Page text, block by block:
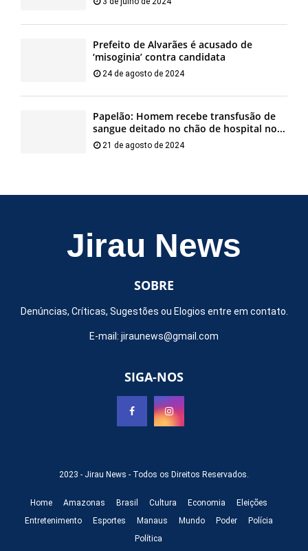
Prefeito de Alvarães é acusado de
‘misoginia’ contra candidata
24 de agosto de 2024
Papelão: Homem recebe transfusão de
sangue deitado no chão de hospital no...
21 de agosto de 2024
Jirau News
SOBRE
Denúncias, Críticas, Sugestões ou Elogios entre em contato.
E-mail: jiraunews@gmail.com
SIGA-NOS
2023 - Jirau News - Todos os Direitos Reservados.
Home Amazonas Brasil Cultura Economia
Eleições
Entretenimento
Esportes Manaus Mundo Poder
Polícia
Política